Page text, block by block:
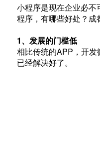
小程序是现在企业必
程序，有哪些好处？成
1、发展的门槛低
相比传统的APP，开
已经解决好了。